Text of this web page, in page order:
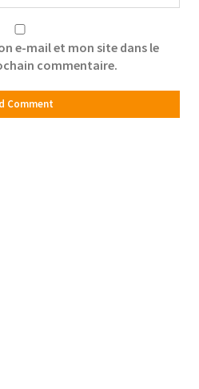
e-mail et mon site dans le
commentaire.